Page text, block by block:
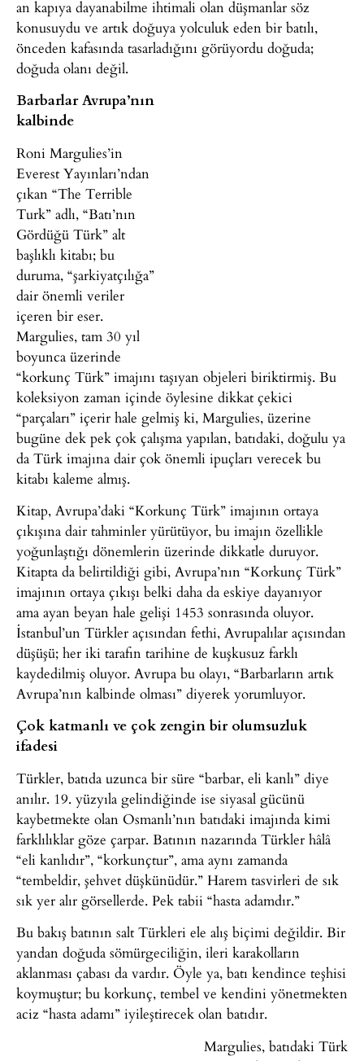
an kapıya dayanabilme ihtimali olan düşmanlar söz
konusuydu ve artık doğuya yolculuk eden bir batılı,
önceden kafasında tasarladığını görüyordu doğuda;
doğuda olanı değil.
Barbarlar Avrupa’nın
kalbinde
Roni Margulies’in
Everest Yayınları’ndan
çıkan “The Terrible
Turk” adlı, “Batı’nın
Gördüğü Türk” alt
başlıklı kitabı; bu
duruma, “şarkiyatçılığa”
dair önemli veriler
içeren bir eser.
Margulies, tam 30 yıl
boyunca üzerinde
“korkunç Türk” imajını taşıyan objeleri biriktirmiş. Bu
koleksiyon zaman içinde öylesine dikkat çekici
“parçaları” içerir hale gelmiş ki, Margulies, üzerine
bugüne dek pek çok çalışma yapılan, batıdaki, doğulu ya
da Türk imajına dair çok önemli ipuçları verecek bu
kitabı kaleme almış.
Kitap, Avrupa’daki “Korkunç Türk” imajının ortaya
çıkışına dair tahminler yürütüyor, bu imajın özellikle
yoğunlaştığı dönemlerin üzerinde dikkatle duruyor.
Kitapta da belirtildiği gibi, Avrupa’nın “Korkunç Türk”
imajının ortaya çıkışı belki daha da eskiye dayanıyor
ama ayan beyan hale gelişi 1453 sonrasında oluyor.
İstanbul’un Türkler açısından fethi, Avrupalılar açısından
düşüşü; her iki tarafın tarihine de kuşkusuz farklı
kaydedilmiş oluyor. Avrupa bu olayı, “Barbarların artık
Avrupa’nın kalbinde olması” diyerek yorumluyor.
Çok katmanlı ve çok zengin bir olumsuzluk
ifadesi
Türkler, batıda uzunca bir süre “barbar, eli kanlı” diye
anılır. 19. yüzyıla gelindiğinde ise siyasal gücünü
kaybetmekte olan Osmanlı’nın batıdaki imajında kimi
farklılıklar göze çarpar. Batının nazarında Türkler hâlâ
“eli kanlıdır”, “korkunçtur”, ama aynı zamanda
“tembeldir, şehvet düşkünüdür.” Harem tasvirleri de sık
sık yer alır görsellerde. Pek tabii “hasta adamdır.”
Bu bakış batının salt Türkleri ele alış biçimi değildir. Bir
yandan doğuda sömürgeciliğin, ileri karakolların
aklanması çabası da vardır. Öyle ya, batı kendince teşhisi
koymuştur; bu korkunç, tembel ve kendini yönetmekten
aciz “hasta adamı” iyileştirecek olan batıdır.
Margulies, batıdaki Türk